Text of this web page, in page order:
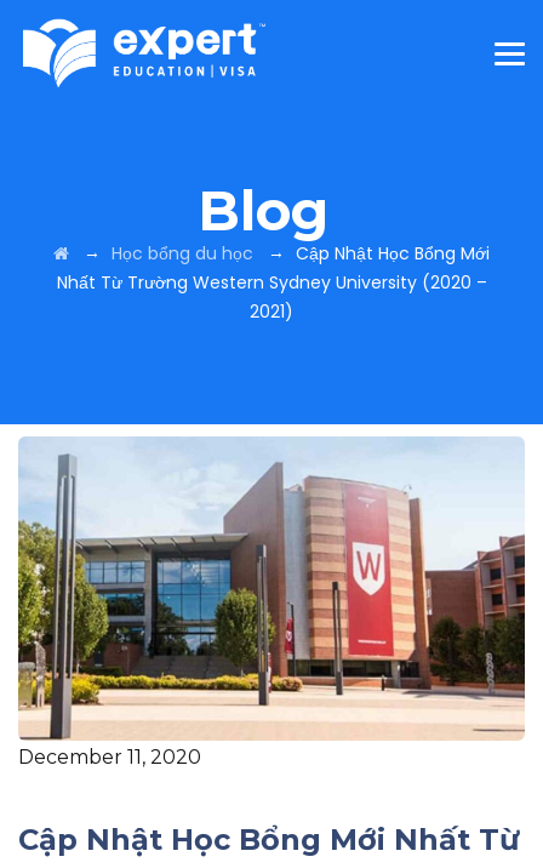
Blog
→ Học bổng du học → Cập Nhật Học Bổng Mới
Nhất Từ Trường Western Sydney University (2020 –
2021)
December 11, 2020
Cập Nhật Học Bổng Mới Nhất Từ